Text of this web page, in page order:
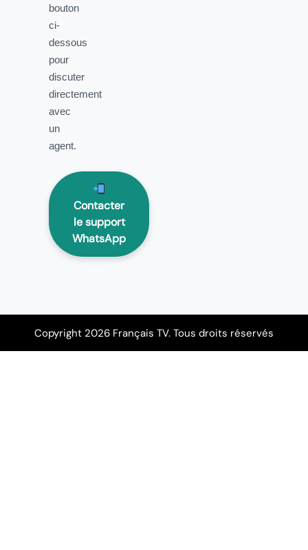
bouton
ci-
dessous
pour
discuter
directement
avec
un
agent.
Contacter
le support
WhatsApp
Copyright 2026 Français TV. Tous droits réservés